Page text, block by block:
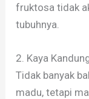
fruktosa tidak
tubuhnya.
2. Kaya
Tidak banyak
madu, tetapi